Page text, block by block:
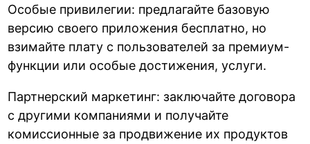
Особые привилегии: предлагайте базовую
версию своего приложения бесплатно, но
взимайте плату с пользователей за премиум-
функции или особые достижения, услуги.
Партнерский маркетинг: заключайте договора
с другими компаниями и получайте
комиссионные за продвижение их продуктов